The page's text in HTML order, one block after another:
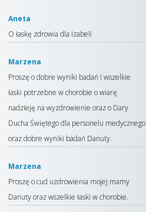
Aneta
O łaskę zdrowia dla Izabeli
Marzena
Proszę o dobre wyniki badań I wszelkie
łaski potrzebne w chorobie o wiarę
nadzieję na wyzdrowienie oraz o Dary
Ducha Świętego dla personelu medycznego
oraz dobre wyniki badań Danuty.
Marzena
Proszę o cud uzdrowienia mojej mamy
Danuty oraz wszelkie łaski w chorobie.